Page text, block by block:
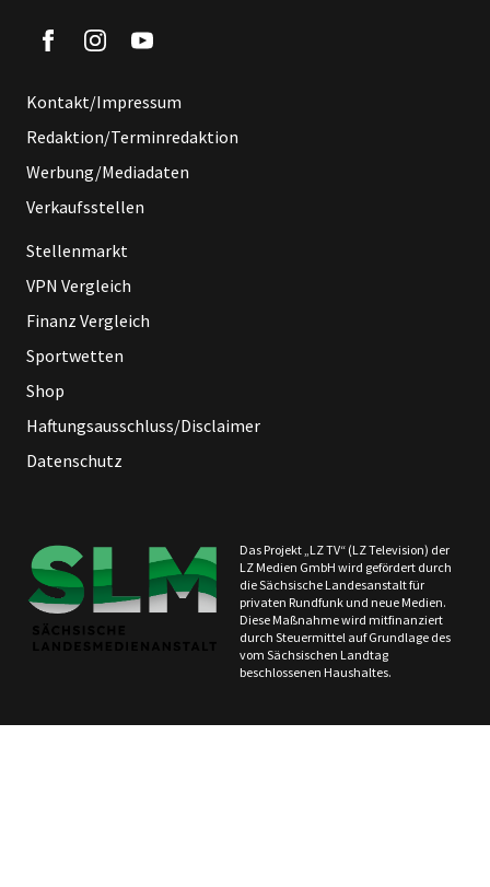
Kontakt/Impressum
Redaktion/Terminredaktion
Werbung/Mediadaten
Verkaufsstellen
Stellenmarkt
VPN Vergleich
Finanz Vergleich
Sportwetten
Shop
Haftungsausschluss/Disclaimer
Datenschutz
Das Projekt „LZ TV“ (LZ Television) der
LZ Medien GmbH wird gefördert durch
die Sächsische Landesanstalt für
privaten Rundfunk und neue Medien.
Diese Maßnahme wird mitfinanziert
durch Steuermittel auf Grundlage des
vom Sächsischen Landtag
beschlossenen Haushaltes.